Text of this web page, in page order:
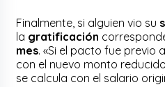
Finalmente, si alguien vio su
la gratificación
mes. «Si el pacto fue previo
con el nuevo monto
se calcula con el salario